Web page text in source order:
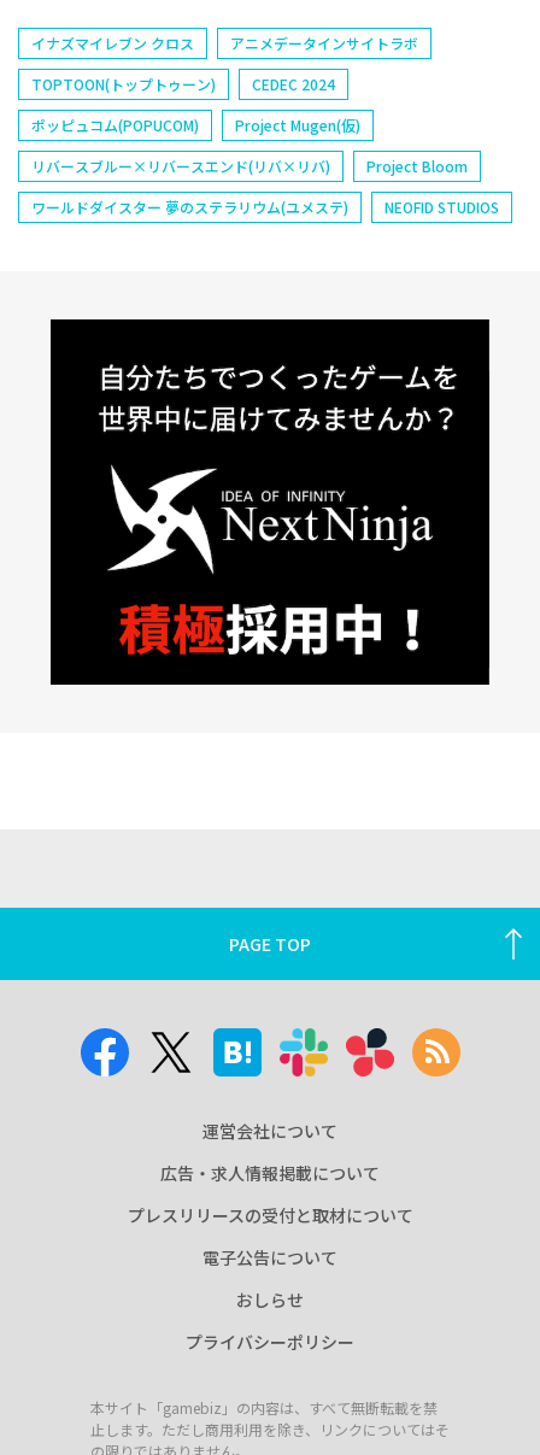
イナズマイレブン クロス
アニメデータインサイトラボ
TOPTOON(トップトゥーン)
CEDEC 2024
ポッピュコム(POPUCOM)
Project Mugen(仮)
リバースブルー×リバースエンド(リバ×リバ)
Project Bloom
ワールドダイスター 夢のステラリウム(ユメステ)
NEOFID STUDIOS
PAGE TOP
運営会社について
広告・求人情報掲載について
プレスリリースの受付と取材について
電子公告について
おしらせ
プライバシーポリシー
本サイト「gamebiz」の内容は、すべて無断転載を禁
止します。ただし商用利用を除き、リンクについてはそ
の限りではありません。